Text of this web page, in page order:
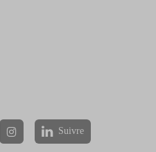
 Suivre